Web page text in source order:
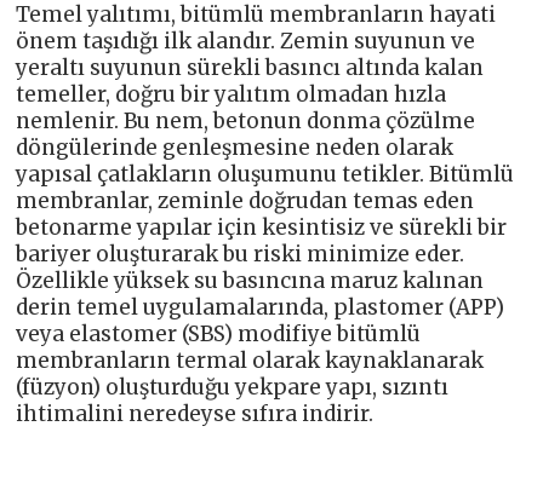
Temel yalıtımı, bitümlü membranların hayati
önem taşıdığı ilk alandır. Zemin suyunun ve
yeraltı suyunun sürekli basıncı altında kalan
temeller, doğru bir yalıtım olmadan hızla
nemlenir. Bu nem, betonun donma çözülme
döngülerinde genleşmesine neden olarak
yapısal çatlakların oluşumunu tetikler. Bitümlü
membranlar, zeminle doğrudan temas eden
betonarme yapılar için kesintisiz ve sürekli bir
bariyer oluşturarak bu riski minimize eder.
Özellikle yüksek su basıncına maruz kalınan
derin temel uygulamalarında, plastomer (APP)
veya elastomer (SBS) modifiye bitümlü
membranların termal olarak kaynaklanarak
(füzyon) oluşturduğu yekpare yapı, sızıntı
ihtimalini neredeyse sıfıra indirir.